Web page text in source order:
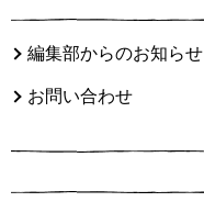
編集部からのお知らせ
お問い合わせ